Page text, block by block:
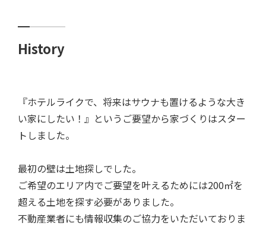
History
『ホテルライクで、将来はサウナも置けるような大き
い家にしたい！』というご要望から家づくりはスター
トしました。
最初の壁は土地探しでした。
ご希望のエリア内でご要望を叶えるためには200㎡を
超える土地を探す必要がありました。
不動産業者にも情報収集のご協力をいただいておりま